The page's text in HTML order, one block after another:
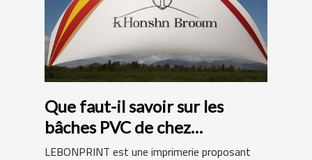
Que faut-il savoir sur les
bâches PVC de chez
LEBONPRINT ?
LEBONPRINT est une imprimerie proposant